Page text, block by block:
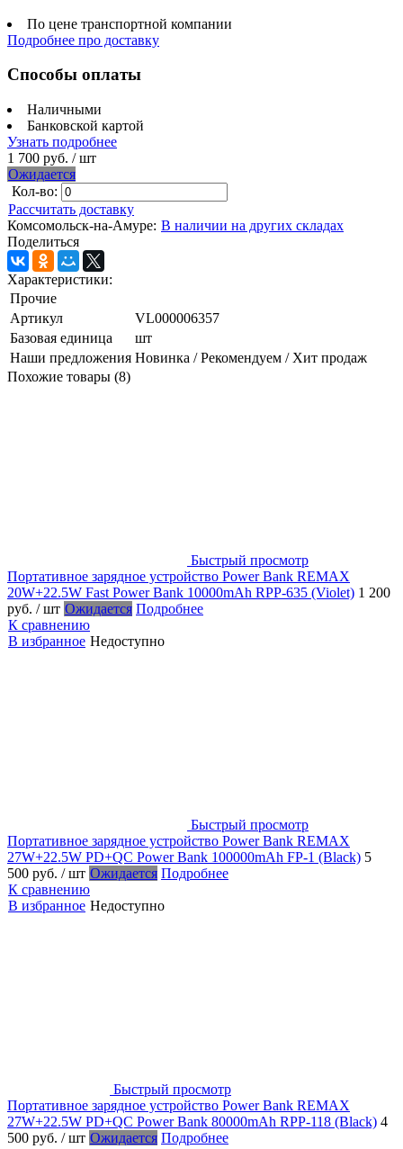
По цене транспортной компании
Подробнее про доставку
Способы оплаты
Наличными
Банковской картой
Узнать подробнее
1 700 руб. / шт
Ожидается
Кол-во:
Рассчитать доставку
Комсомольск-на-Амуре: В наличии на других складах
Поделиться
Характеристики:
Прочие
Артикул
VL000006357
Базовая единица
шт
Наши предложения Новинка / Рекомендуем / Хит продаж
Похожие товары (8)
Быстрый просмотр
Портативное зарядное устройство Power Bank REMAX
20W+22.5W Fast Power Bank 10000mAh RPP-635 (Violet) 1 200
руб. / шт Ожидается Подробнее
К сравнению
В избранное Недоступно
Быстрый просмотр
Портативное зарядное устройство Power Bank REMAX
27W+22.5W PD+QC Power Bank 100000mAh FP-1 (Black) 5
500 руб. / шт Ожидается Подробнее
К сравнению
В избранное Недоступно
Быстрый просмотр
Портативное зарядное устройство Power Bank REMAX
27W+22.5W PD+QC Power Bank 80000mAh RPP-118 (Black) 4
500 руб. / шт Ожидается Подробнее